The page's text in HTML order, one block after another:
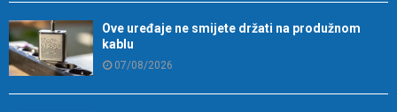
Ove uređaje ne smijete držati na produžnom
kablu
07/08/2026